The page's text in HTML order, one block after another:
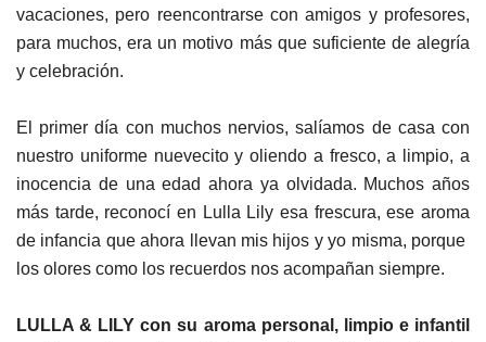
vacaciones, pero reencontrarse con amigos y profesores,
para muchos, era un motivo más que suficiente de alegría
y celebración.
El primer día con muchos nervios, salíamos de casa con
nuestro uniforme nuevecito y oliendo a fresco, a limpio, a
inocencia de una edad ahora ya olvidada. Muchos años
más tarde, reconocí en Lulla Lily esa frescura, ese aroma
de infancia que ahora llevan mis hijos y yo misma, porque
los olores como los recuerdos nos acompañan siempre.
LULLA & LILY con su aroma personal, limpio e infantil